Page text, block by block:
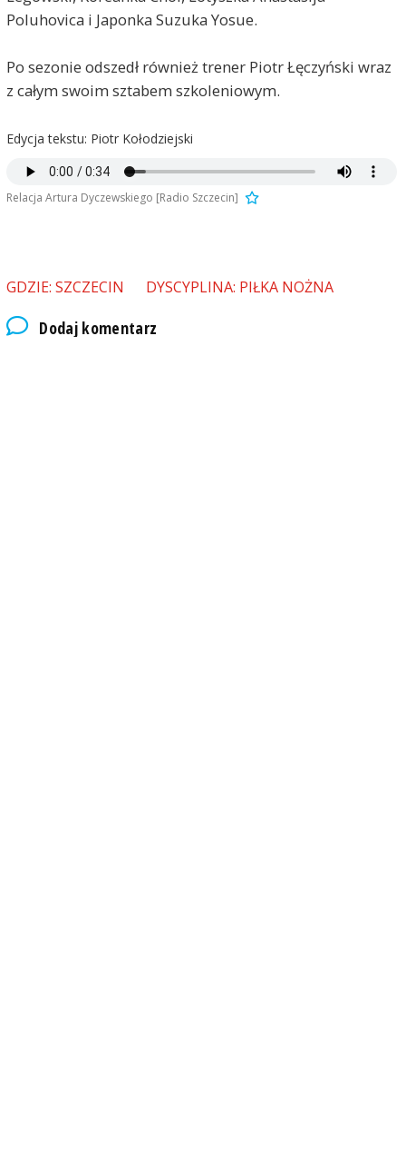
Poluhovica i Japonka Suzuka Yosue.
Po sezonie odszedł również trener Piotr Łęczyński wraz
z całym swoim sztabem szkoleniowym.
Edycja tekstu: Piotr Kołodziejski
Relacja Artura Dyczewskiego [Radio Szczecin]
GDZIE: SZCZECIN DYSCYPLINA: PIŁKA NOŻNA
Dodaj komentarz